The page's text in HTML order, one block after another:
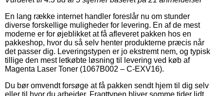
En lang række internet handler foreslår nu om stunder
diverse forskellige muligheder for levering. En af de mest
moderne er for øjeblikket at få afleveret pakken hos en
pakkeshop, hvor du så selv henter produkterne præcis når
det passer dig. Leveringstypen er jo ekstremt nem, og typisk
tillige den mest letkøbte løsning til levering ved køb af
Magenta Laser Toner (1067B002 – C-EXV16).
Du bør omvendt forsøge at få pakken sendt hjem til dig selv
eller til hvor du arbejder. Fragttypen bliver somme tider lidt